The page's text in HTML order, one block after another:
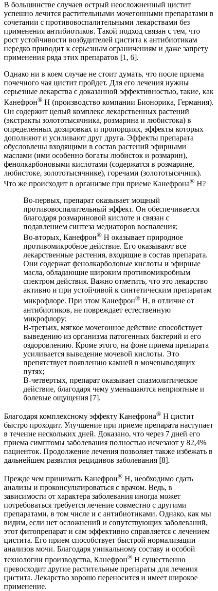
В большинстве случаев острый неосложненный цистит
успешно лечится растительными мочегонными препаратами в
сочетании с противовоспалительными лекарствами без
применения антибиотиков. Такой подход связан с тем, что
рост устойчивости возбудителей цистита к антибиотикам
нередко приводит к серьезным ограничениям и даже запрету
применения ряда этих препаратов [1, 6].
Однако ни в коем случае не стоит думать, что после приема
почечного чая цистит пройдет. Для его лечения нужны
серьезные лекарства с доказанной эффективностью, такие, как
Канефрон® Н (производство компании Бионорика, Германия).
Он содержит целый комплекс лекарственных растений
(экстракты золототысячника, розмарина и любистока) в
определенных дозировках и пропорциях, эффекты которых
дополняют и усиливают друг друга. Эффекты препарата
обусловлены входящими в состав растений эфирными
маслами (ими особенно богаты любисток и розмарин),
фенолкарбоновыми кислотами (содержатся в розмарине,
любистоке, золототысячнике), горечами (золототысячник).
Что же происходит в организме при приеме Канефрона® Н?
Во-первых, препарат оказывает мощный
противовоспалительный эффект. Он обеспечивается
благодаря розмариновой кислоте и связан с
подавлением синтеза медиаторов воспаления;
Во-вторых, Канефрон® Н оказывает природное
противомикробное действие. Его оказывают все
лекарственные растения, входящие в состав препарата.
Они содержат фенолкарболовые кислоты и эфирные
масла, обладающие широким противомикробным
спектром действия. Важно отметить, что это лекарство
активно и при устойчивой к синтетическим препаратам
микрофлоре. При этом Канефрон® Н, в отличие от
антибиотиков, не повреждает естественную
микрофлору;
В-третьих, мягкое мочегонное действие способствует
выведению из организма патогенных бактерий и его
оздоровлению. Кроме этого, на фоне приема препарата
усиливается выведение мочевой кислоты. Это
препятствует появлению камней в мочевыводящих
путях;
В-четвертых, препарат оказывает спазмолитическое
действие, благодаря чему уменьшаются неприятные и
болевые ощущения [7].
Благодаря комплексному эффекту Канефрона® Н цистит
быстро проходит. Улучшение при приеме препарата наступает
в течение нескольких дней. Доказано, что через 7 дней его
приема симптомы заболевания полностью исчезают у 82,4%
пациенток. Продолжение лечения позволяет также избежать в
дальнейшем развития рецидивов заболевания [8].
Прежде чем принимать Канефрон® Н, необходимо сдать
анализы и проконсультироваться с врачом. Ведь, в
зависимости от характера заболевания иногда может
потребоваться требуется лечение совместно с другими
препаратами, в том числе и с антибиотиками. Однако, как мы
видим, если нет осложнений и сопутствующих заболеваний,
этот фитопрепарат и сам эффективно справляется с лечением
цистита. Его прием способствует быстрой нормализации
анализов мочи. Благодаря уникальному составу и особой
технологии производства, Канефрон® Н существенно
превосходит другие растительные препараты для лечения
цистита. Лекарство хорошо переносится и имеет широкое
применение.